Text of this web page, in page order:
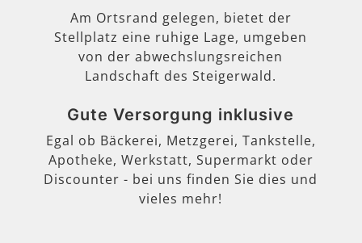
Am Ortsrand gelegen, bietet der
Stellplatz eine ruhige Lage, umgeben
von der abwechslungsreichen
Landschaft des Steigerwald.
Gute Versorgung inklusive
Egal ob Bäckerei, Metzgerei, Tankstelle,
Apotheke, Werkstatt, Supermarkt oder
Discounter - bei uns finden Sie dies und
vieles mehr!